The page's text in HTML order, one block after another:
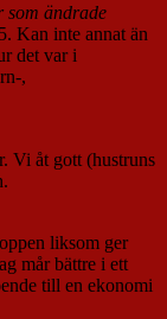
som ändrade
Kan inte annat än
det var i
,
Vi åt gott (hustruns
liksom ger
mår bättre i ett
till en ekonomi